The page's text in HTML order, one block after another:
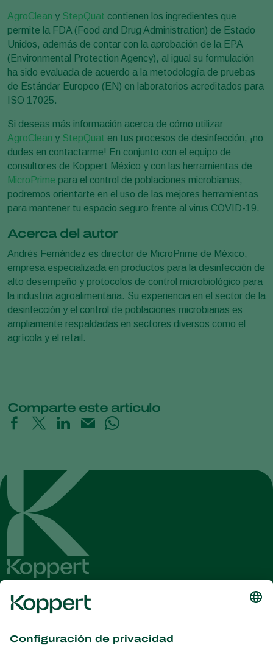
AgroClean y StepQuat contienen los ingredientes que
permite la FDA (Food and Drug Administration) de Estado
Unidos, además de contar con la aprobación de la EPA
(Environmental Protection Agency), al igual su formulación
ha sido evaluada de acuerdo a la metodología de pruebas
de Estándar Europeo (EN) en laboratorios acreditados para
ISO 17025.
Si deseas más información acerca de cómo utilizar
AgroClean y StepQuat en tus procesos de desinfección, ¡no
dudes en contactarme! En conjunto con el equipo de
consultores de Koppert México y con las herramientas de
MicroPrime para el control de poblaciones microbianas,
podremos orientarte en el uso de las mejores herramientas
para mantener tu espacio seguro frente al virus COVID-19.
Acerca del autor
Andrés Fernández es director de MicroPrime de México,
empresa especializada en productos para la desinfección de
alto desempeño y protocolos de control microbiológico para
la industria agroalimentaria. Su experiencia en el sector de la
desinfección y el control de poblaciones microbianas es
ampliamente respaldadas en sectores diversos como el
agrícola y el retail.
Comparte este artículo
información